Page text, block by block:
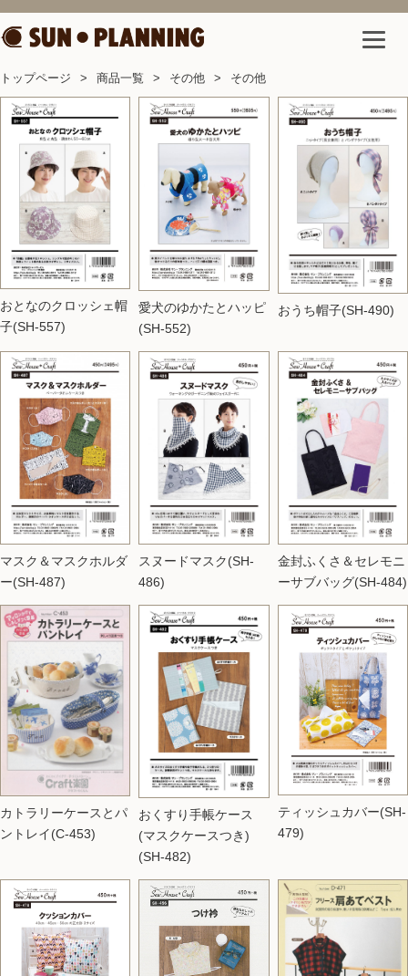
トップページ 商品一覧 その他 その他
おとなのクロッシェ帽
子(SH-557)
愛犬のゆかたとハッピ
(SH-552)
おうち帽子(SH-490)
マスク＆マスクホルダ
ー(SH-487)
スヌードマスク(SH-
486)
金封ふくさ＆セレモニ
ーサブバッグ(SH-484)
カトラリーケースとパ
ントレイ(C-453)
おくすり手帳ケース
(マスクケースつき)
(SH-482)
ティッシュカバー(SH-
479)